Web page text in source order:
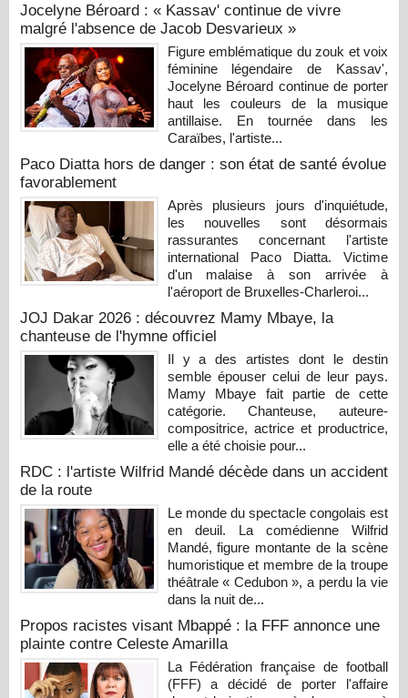
Jocelyne Béroard : « Kassav' continue de vivre
malgré l'absence de Jacob Desvarieux »
Figure emblématique du zouk et voix
féminine légendaire de Kassav',
Jocelyne Béroard continue de porter
haut les couleurs de la musique
antillaise. En tournée dans les
Caraïbes, l'artiste...
Paco Diatta hors de danger : son état de santé évolue
favorablement
Après plusieurs jours d'inquiétude,
les nouvelles sont désormais
rassurantes concernant l'artiste
international Paco Diatta. Victime
d'un malaise à son arrivée à
l'aéroport de Bruxelles-Charleroi...
JOJ Dakar 2026 : découvrez Mamy Mbaye, la
chanteuse de l'hymne officiel
Il y a des artistes dont le destin
semble épouser celui de leur pays.
Mamy Mbaye fait partie de cette
catégorie. Chanteuse, auteure-
compositrice, actrice et productrice,
elle a été choisie pour...
RDC : l'artiste Wilfrid Mandé décède dans un accident
de la route
Le monde du spectacle congolais est
en deuil. La comédienne Wilfrid
Mandé, figure montante de la scène
humoristique et membre de la troupe
théâtrale « Cedubon », a perdu la vie
dans la nuit de...
Propos racistes visant Mbappé : la FFF annonce une
plainte contre Celeste Amarilla
La Fédération française de football
(FFF) a décidé de porter l'affaire